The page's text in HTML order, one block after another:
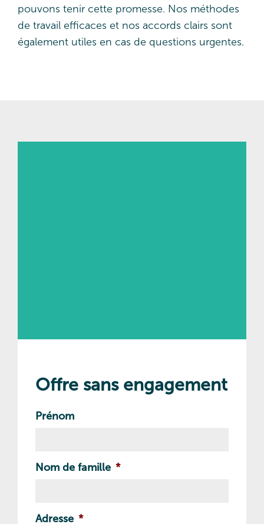
pouvons tenir cette promesse. Nos méthodes
de travail efficaces et nos accords clairs sont
également utiles en cas de questions urgentes.
Offre sans engagement
Prénom
Nom de famille *
Adresse *